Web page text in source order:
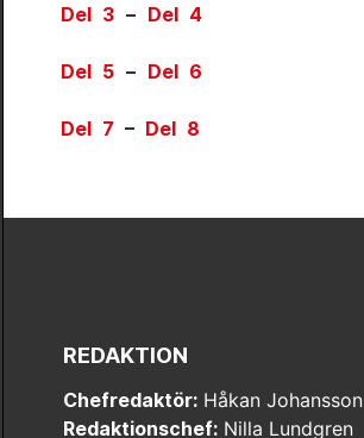
Del 3 – Del 4
Del 5 – Del 6
Del 7 – Del 8
REDAKTION
Chefredaktör: Håkan Johansson
Redaktionschef: Nilla Lundgren